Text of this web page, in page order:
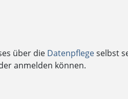
über die Datenpflegeselbst
anmelden können.